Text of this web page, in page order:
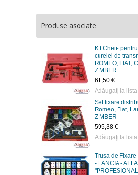
Produse asociate
Kit Cheie
curelei de
ROMEO, FIAT,
ZIMBER
61,50 €
Adăugaţi la
Set fixare
Romeo, Fiat,
ZIMBER
595,38 €
Adăugaţi la
Trusa de Fixare
- LANCIA -